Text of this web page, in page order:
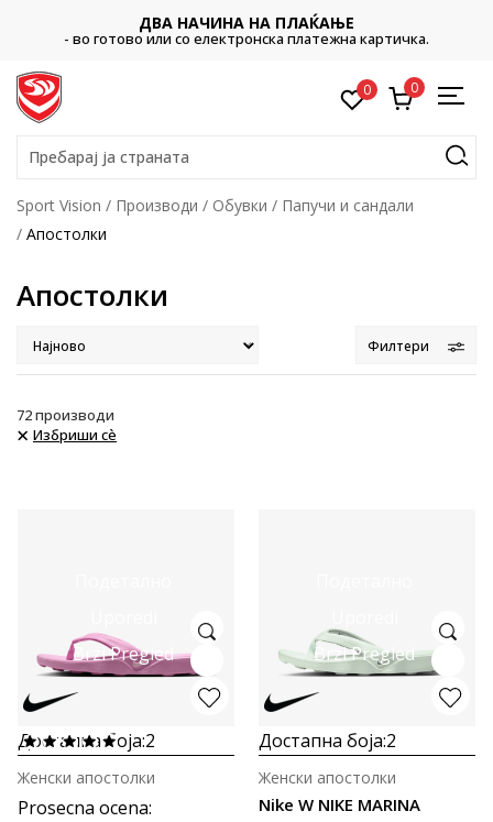
НА ПЛАЌАЊЕ
електронска платежна картичка. Платете со картичка
0 0
Пребарај ја страната
Sport Vision Производи Обувки
Папучи и сандали
Апостолки
Апостолки
Филтери
72производи
Избриши сè
Brzi Pregled
Достапна боја:2
Prosecna ocena:
Женски апостолки
Brzi Pregled
Достапна боја:2
Nike W NIKE MARINA
Женски апостолки